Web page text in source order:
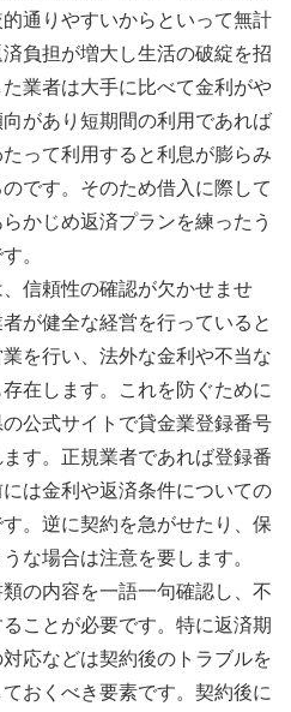
通りやすいからといって無計
負担が増大し生活の破綻を招
業者は大手に比べて金利がや
があり短期間の利用であれば
って利用すると利息が膨らみ
です。そのため借入に際して
かじめ返済プランを練ったう
。
信頼性の確認が欠かせませ
が健全な経営を行っていると
を行い、法外な金利や不当な
在します。これを防ぐために
公式サイトで貸金業登録番号
す。正規業者であれば登録番
は金利や返済条件についての
。逆に契約を急がせたり、保
な場合は注意を要します。
の内容を一語一句確認し、不
ことが必要です。特に返済期
応などは契約後のトラブルを
おくべき要素です。契約後に